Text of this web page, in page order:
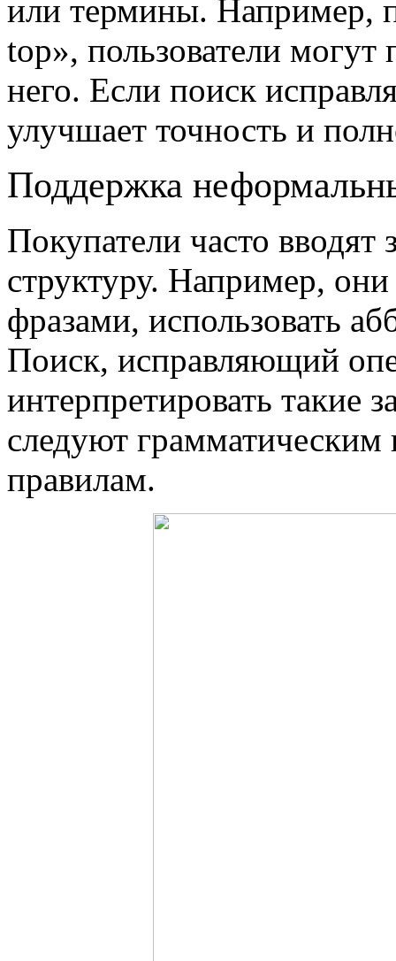
или термины. Например,
top», пользователи могут
него. Если поиск
улучшает точность и
Поддержка
Покупатели часто
структуру. Например,
фразами, использовать
Поиск, исправляющий
интерпретировать такие
следуют
правилам.